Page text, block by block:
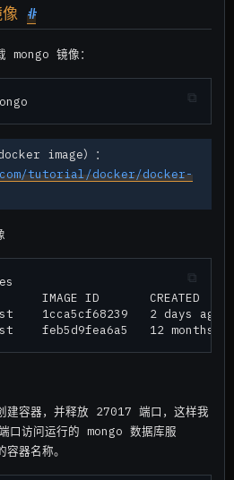
#
mongo 镜像：
image）：
tutorial/docker/docker-
IMAGE ID       CREATED
1cca5cf68239   2 days ago
建容器，并释放 27017 端口，这样我
口访问运行的 mongo 数据库服
器名称。